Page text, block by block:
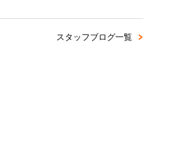
スタッフブログ一覧